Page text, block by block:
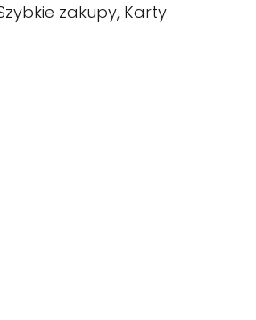
zakupy, Karty